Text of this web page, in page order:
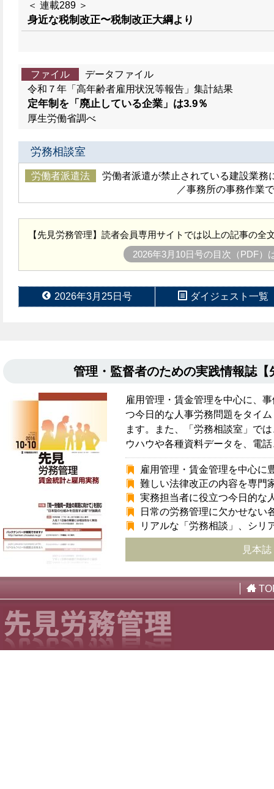
＜ 連載289 ＞
身近な税制改正〜税制改正大綱より
ファイル
データファイル
令和７年「高年齢者雇用状況等報告」集計結果
定年制を「廃止している企業」は3.9％
厚生労働省調べ
労務相談室
労働者派遣法
労働者派遣が禁止されている建設業務
／事務所の事務作業
【先見労務管理】読者会員専用サイトでは以上の記事の全
2026年3月10日号の目次（PDF）
2026年3月25日号 ダイジェスト一覧
管理・監督者のための実践情報
雇用管理・賃金管理を中心に、
つ今日的な人事労務問題をタイ
ます。また、「労務相談室」で
ウハウや各種資料データを、電
雇用管理・賃金管理を中心に
難しい法律改正の内容を専門
実務担当者に役立つ今日的な
日常の労務管理に欠かせない
リアルな「労務相談」、シリ
見本